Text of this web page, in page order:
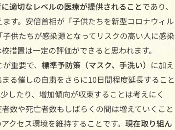
適切なレベルの医療が提供されることであり、
ます。安倍首相が「子供たちを新型コロナウィル
供たちが感染源となってリスクの高い人に感染
措置は一定の評価ができると思われます。
重要で、 標準予防策（マスク、手洗い） に加え
る催しの自粛をさらに10日間程度延長すること
したり、増加傾向が収束することは考えにく
数や死亡者数もしばらくの間は増えていくこと
クセス環境を維持することです。 現在取り組ん